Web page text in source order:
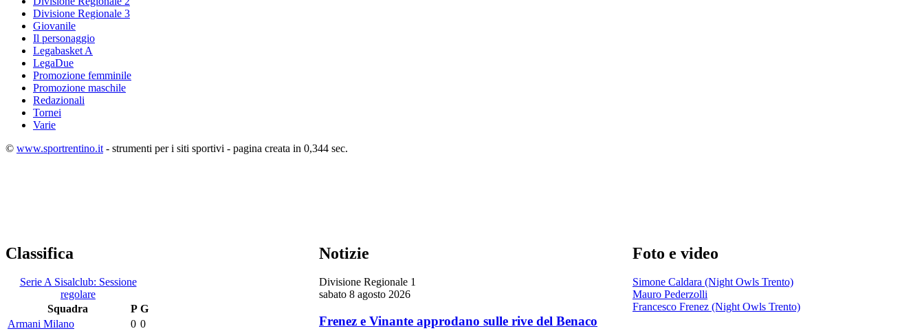
Divisione Regionale 3
Giovanile
Il personaggio
Legabasket A
LegaDue
Promozione femminile
Promozione maschile
Redazionali
Tornei
Varie
© www.sportrentino.it - strumenti per i siti sportivi - pagina creata in 0,344 sec.
Classifica
Serie A Sisalclub: Sessione
regolare
Squadra
P G
Armani Milano
0 0
Notizie
Divisione Regionale 1
sabato 8 agosto 2026
Frenez e Vinante approdano sulle rive del Benaco
Foto e video
Simone Caldara (Night Owls Trento)
Mauro Pederzolli
Francesco Frenez (Night Owls Trento)